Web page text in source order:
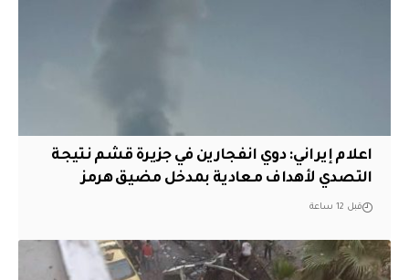
اعلام إيراني: دوي انفجارين في جزيرة قشم نتيجة
التصدي لأهداف معادية بمدخل مضيق هرمز
قبل 12 ساعة